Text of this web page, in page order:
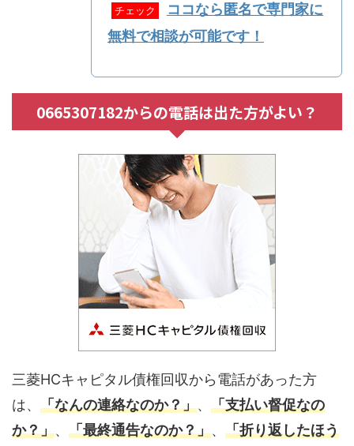
チェック
ココなら匿名で専門家に
無料で相談が可能です！
0665307182からの電話は出た方がよい？
三菱HCキャピタル債権回収から電話があった方
は、 「なんの連絡なのか？」、 「支払い督促なの
か？」、 「最終通告なのか？」、 「折り返したほう